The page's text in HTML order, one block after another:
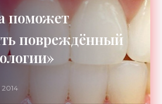
поможет
повреждённый